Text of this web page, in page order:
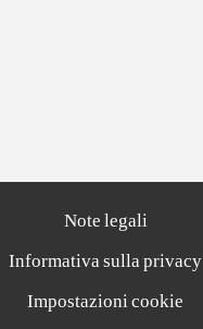
Note legali
Informativa sulla privacy
Impostazioni cookie